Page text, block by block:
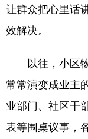
让群众把心里话
效解决。
以往，小区物
常常演变成业主
业部门、社区干
表等围桌议事，